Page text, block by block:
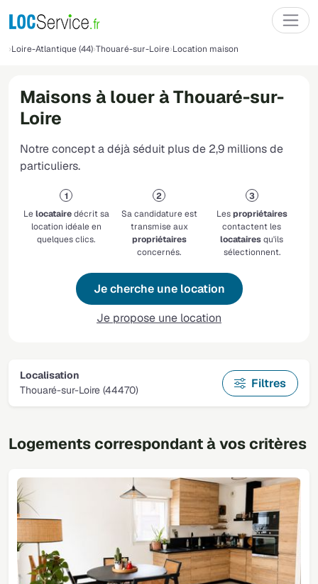
Loire-Atlantique (44) Thouaré-sur-Loire Location maison
Maisons à louer à Thouaré-sur-
Loire
Notre concept a déjà séduit plus de 2,9 millions de
particuliers.
Lelocatairedécrit sa
location idéale en
quelques clics.
Sa candidature est
transmise aux
propriétaires
concernés.
Lespropriétaires
contactent les
locatairesqu'ils
sélectionnent.
Je cherche une location
Je propose une location
Localisation
Thouaré-sur-Loire (44470)
Filtres
Logements correspondant à vos critères